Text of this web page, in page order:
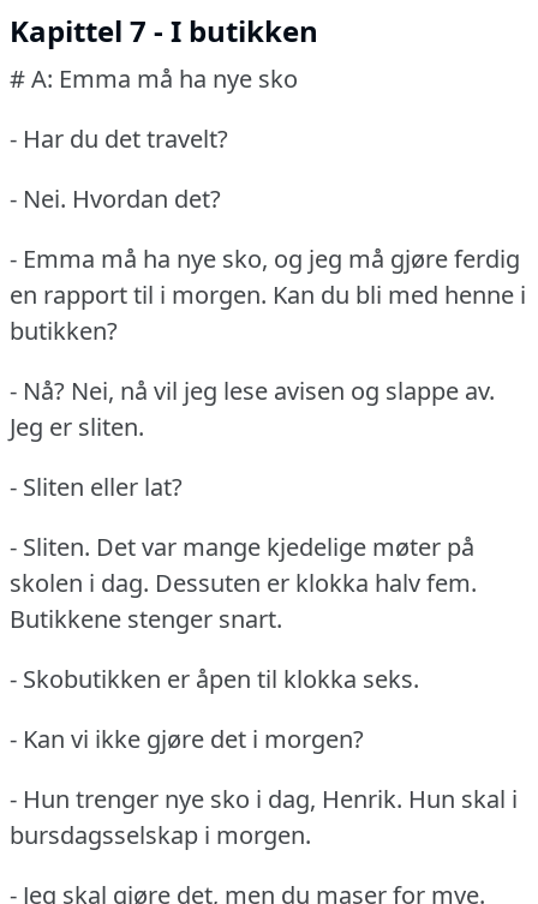
Kapittel 7 - I butikken
# A: Emma må ha nye sko
- Har du det travelt?
- Nei. Hvordan det?
- Emma må ha nye sko, og jeg må gjøre ferdig
en rapport til i morgen. Kan du bli med henne i
butikken?
- Nå? Nei, nå vil jeg lese avisen og slappe av.
Jeg er sliten.
- Sliten eller lat?
- Sliten. Det var mange kjedelige møter på
skolen i dag. Dessuten er klokka halv fem.
Butikkene stenger snart.
- Skobutikken er åpen til klokka seks.
- Kan vi ikke gjøre det i morgen?
- Hun trenger nye sko i dag, Henrik. Hun skal i
bursdagsselskap i morgen.
- Jeg skal gjøre det, men du maser for mye.